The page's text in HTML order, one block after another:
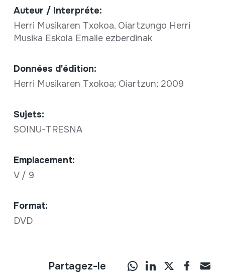
Auteur / Interpréte:
Herri Musikaren Txokoa. Oiartzungo Herri
Musika Eskola Emaile ezberdinak
Données d'édition:
Herri Musikaren Txokoa; Oiartzun; 2009
Sujets:
SOINU-TRESNA
Emplacement:
V / 9
Format:
DVD
Partagez-le